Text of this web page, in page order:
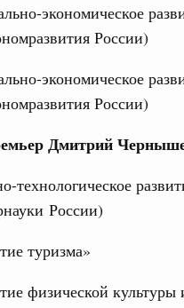
экономическое
России)
экономическое
России)
Дмитрий
технологическое
России)
туризма»
физической
Показать еще